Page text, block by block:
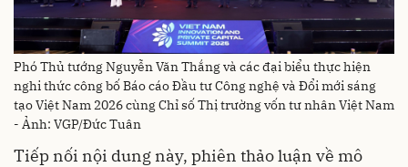
Phó Thủ tướng Nguyễn Văn Thắng và các đại biểu thực hiện
nghi thức công bố Báo cáo Đầu tư Công nghệ và Đổi mới sáng
tạo Việt Nam 2026 cùng Chỉ số Thị trường vốn tư nhân Việt Nam
- Ảnh: VGP/Đức Tuân
Tiếp nối nội dung này, phiên thảo luận về mô